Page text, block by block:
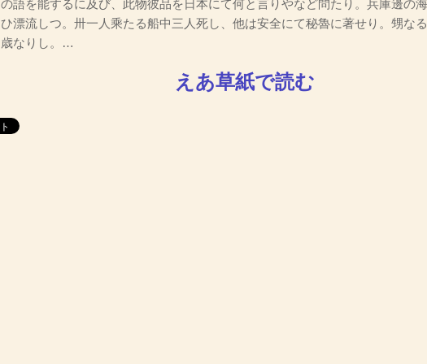
の語を能するに及び、此物彼品を日本にて何と言りやなど問たり。兵庫邊の
ひ漂流しつ。卅一人乘たる船中三人死し、他は安全にて秘魯に著せり。甥な
歳なりし。…
えあ草紙で読む